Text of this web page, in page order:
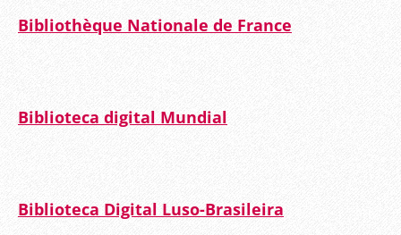
Bibliothèque Nationale de France
Biblioteca digital Mundial
Biblioteca Digital Luso-Brasileira